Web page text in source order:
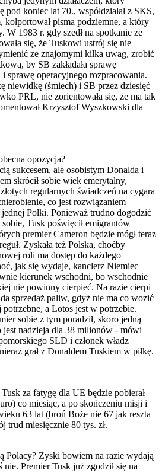
pod koniec lat 70., współdziałał z SKS,
kolportował pisma podziemne, a który
W 1983 r. gdy szedł na spotkanie ze
się, że Tuskowi ustrój się nie
ze znajomymi kilka uwag, zrobić
by SB zakładała sprawę
sprawę operacyjnego rozpracowania.
niewidkę (śmiech) i SB przez dziesięć
PRL, nie zorientowała się, że ma tak
Krzysztof Wyszkowski dla
opozycja?
sukcesem, ale osobistym Donalda i
skrócił sobie wiek emerytalny,
regularnych świadczeń na cygara
co jest rozwiązaniem
Polki. Ponieważ trudno dogodzić
Tusk poświęcił emigrantów
premier Cameron będzie mógł teraz
Zyskała też Polska, choćby
roli ma dostęp do każdego
jak się wydaje, kanclerz Niemiec
kierunek wschodni, bo wschodnie
nie powinny cierpieć. Na razie cierpi
sprzedaż paliw, gdyż nie ma co wozić
a Lotos jest w potrzebie.
sobie z tym poradził, skoro jedną
jest nadzieja dla 38 milionów - mówi
SLD i członek władz
grał z Donaldem Tuskiem w piłkę.
za fatygę dla UE będzie pobierał
co miesiąc, a po skończeniu misji i
63 lat (broń Boże nie 67 jak reszta
trud miesięcznie 80 tys. zł.
Polacy? Zyski bowiem na razie wydają
Premier Tusk już zgodził się na